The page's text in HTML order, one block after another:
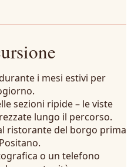
i mesi estivi per
sezioni ripide – le viste
lungo il percorso.
ristorante del borgo prima
o un telefono